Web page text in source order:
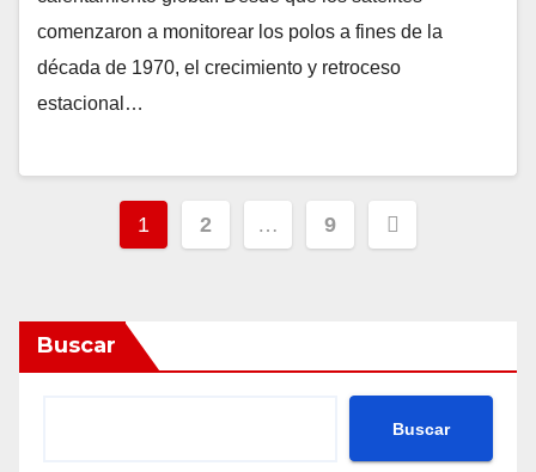
comenzaron a monitorear los polos a fines de la
década de 1970, el crecimiento y retroceso
estacional…
Posts
1 2 … 9
Buscar
Buscar